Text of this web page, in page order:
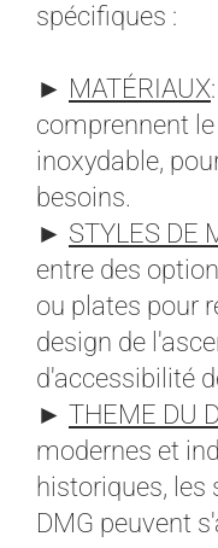
spécifiques :
► MATÉRIAUX
comprennent
inoxydable,
besoins.
► STYLES DE
entre des
ou plates pour
design de
d'accessibilité
► THEME DU
modernes et
historiques, les
DMG peuvent